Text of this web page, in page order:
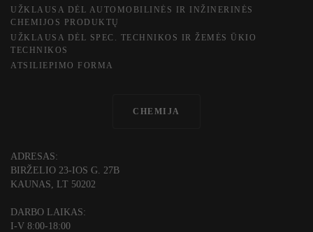
UŽKLAUSA DĖL AUTOMOBILINĖS IR INŽINERINĖS
CHEMIJOS PRODUKTŲ
UŽKLAUSA DĖL SPEC. TECHNIKOS IR ŽEMĖS ŪKIO
TECHNIKOS
ATSILIEPIMO FORMA
CHEMIJA
ADRESAS:
BIRŽELIO 23-IOS G. 27B
KAUNAS, LT 50202
DARBO LAIKAS:
I-V 8:00-18:00